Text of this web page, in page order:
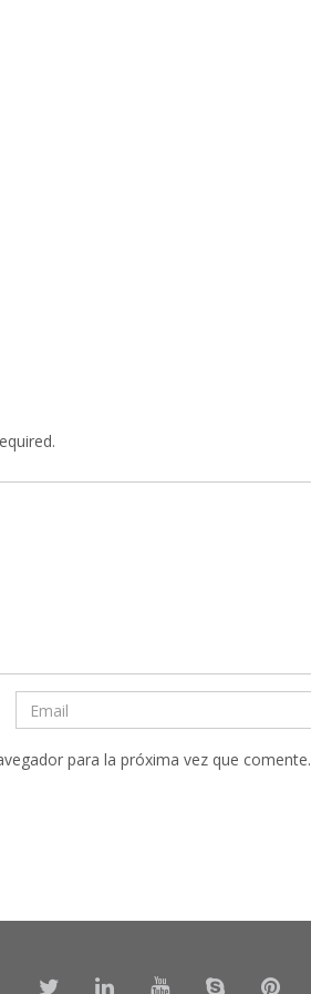
para la próxima vez que comente.